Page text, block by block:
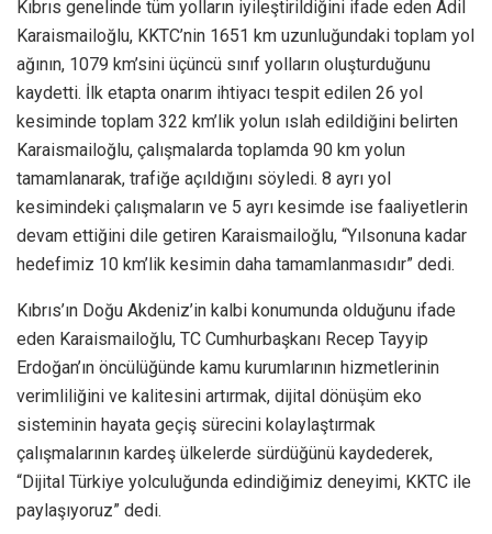
Kıbrıs genelinde tüm yolların iyileştirildiğini ifade eden Adil
Karaismailoğlu, KKTC’nin 1651 km uzunluğundaki toplam yol
ağının, 1079 km’sini üçüncü sınıf yolların oluşturduğunu
kaydetti. İlk etapta onarım ihtiyacı tespit edilen 26 yol
kesiminde toplam 322 km’lik yolun ıslah edildiğini belirten
Karaismailoğlu, çalışmalarda toplamda 90 km yolun
tamamlanarak, trafiğe açıldığını söyledi. 8 ayrı yol
kesimindeki çalışmaların ve 5 ayrı kesimde ise faaliyetlerin
devam ettiğini dile getiren Karaismailoğlu, “Yılsonuna kadar
hedefimiz 10 km’lik kesimin daha tamamlanmasıdır” dedi.
Kıbrıs’ın Doğu Akdeniz’in kalbi konumunda olduğunu ifade
eden Karaismailoğlu, TC Cumhurbaşkanı Recep Tayyip
Erdoğan’ın öncülüğünde kamu kurumlarının hizmetlerinin
verimliliğini ve kalitesini artırmak, dijital dönüşüm eko
sisteminin hayata geçiş sürecini kolaylaştırmak
çalışmalarının kardeş ülkelerde sürdüğünü kaydederek,
“Dijital Türkiye yolculuğunda edindiğimiz deneyimi, KKTC ile
paylaşıyoruz” dedi.